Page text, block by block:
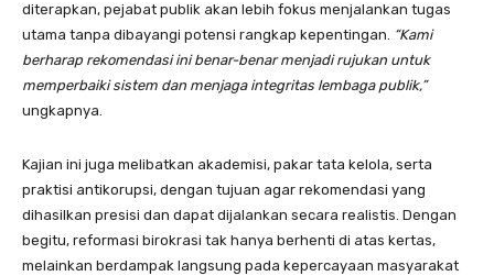
diterapkan, pejabat publik akan lebih fokus menjalankan tugas
utama tanpa dibayangi potensi rangkap kepentingan. “Kami
berharap rekomendasi ini benar-benar menjadi rujukan untuk
memperbaiki sistem dan menjaga integritas lembaga publik,”
ungkapnya.
Kajian ini juga melibatkan akademisi, pakar tata kelola, serta
praktisi antikorupsi, dengan tujuan agar rekomendasi yang
dihasilkan presisi dan dapat dijalankan secara realistis. Dengan
begitu, reformasi birokrasi tak hanya berhenti di atas kertas,
melainkan berdampak langsung pada kepercayaan masyarakat